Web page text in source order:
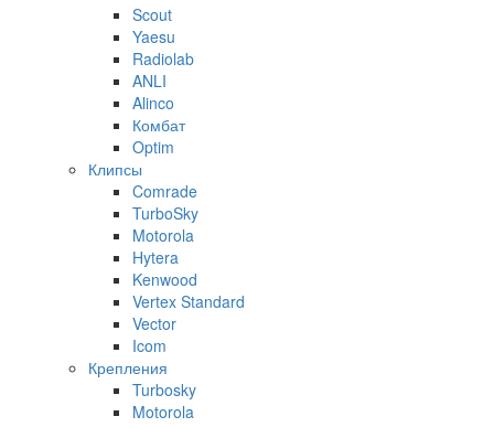
Scout
Yaesu
Radiolab
ANLI
Alinco
Комбат
Optim
Клипсы
Comrade
TurboSky
Motorola
Hytera
Kenwood
Vertex Standard
Vector
Icom
Крепления
Turbosky
Motorola